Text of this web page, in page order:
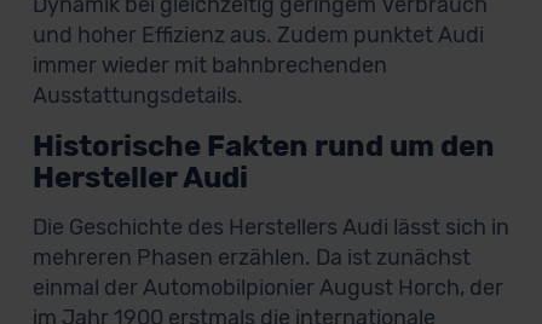
und hoher Effizienz aus. Zudem punktet Audi
immer wieder mit bahnbrechenden
Ausstattungsdetails.
Historische Fakten rund um den
Hersteller Audi
Die Geschichte des Herstellers Audi lässt sich in
mehreren Phasen erzählen. Da ist zunächst
einmal der Automobilpionier August Horch, der
im Jahr 1900 erstmals die internationale